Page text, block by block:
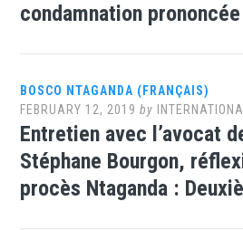
condamnation
BOSCO NTAGANDA (FRANÇAIS)
FEBRUARY 12, 2019 by
Entretien avec l’avocat
Stéphane Bourgon,
procès Ntaganda :